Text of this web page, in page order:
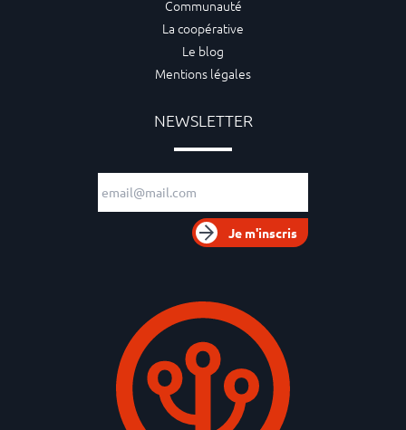
Communauté
La coopérative
Le blog
Mentions légales
NEWSLETTER
Adresse e-mail
Je m'inscris